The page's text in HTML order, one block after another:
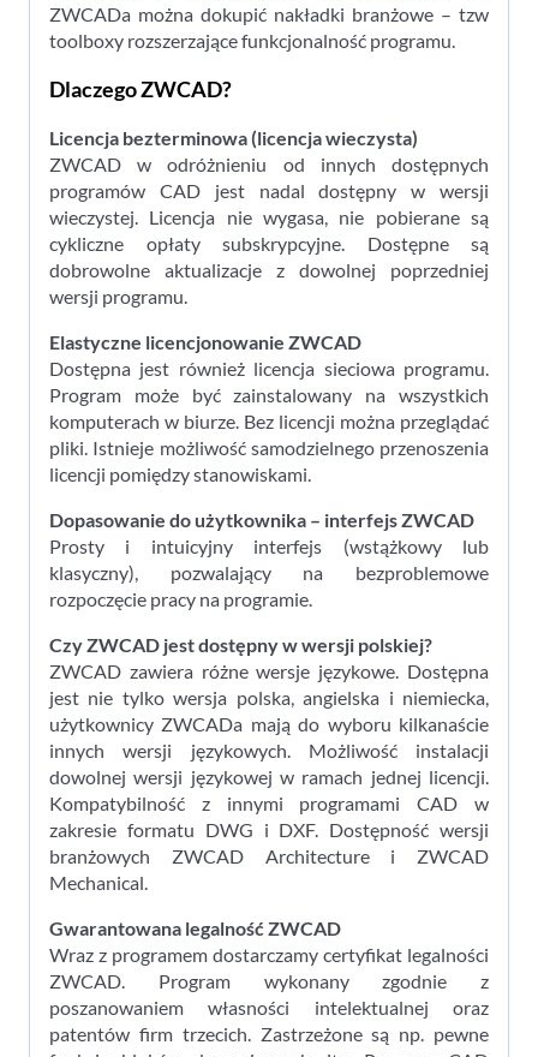
ZWCADa można dokupić nakładki branżowe – tzw
toolboxy rozszerzające funkcjonalność programu.
Dlaczego ZWCAD?
Licencja bezterminowa (licencja wieczysta)
ZWCAD w odróżnieniu od innych dostępnych
programów CAD jest nadal dostępny w wersji
wieczystej. Licencja nie wygasa, nie pobierane są
cykliczne opłaty subskrypcyjne. Dostępne są
dobrowolne aktualizacje z dowolnej poprzedniej
wersji programu.
Elastyczne licencjonowanie ZWCAD
Dostępna jest również licencja sieciowa programu.
Program może być zainstalowany na wszystkich
komputerach w biurze. Bez licencji można przeglądać
pliki. Istnieje możliwość samodzielnego przenoszenia
licencji pomiędzy stanowiskami.
Dopasowanie do użytkownika – interfejs ZWCAD
Prosty i intuicyjny interfejs (wstążkowy lub
klasyczny), pozwalający na bezproblemowe
rozpoczęcie pracy na programie.
Czy ZWCAD jest dostępny w wersji polskiej?
ZWCAD zawiera różne wersje językowe. Dostępna
jest nie tylko wersja polska, angielska i niemiecka,
użytkownicy ZWCADa mają do wyboru kilkanaście
innych wersji językowych. Możliwość instalacji
dowolnej wersji językowej w ramach jednej licencji.
Kompatybilność z innymi programami CAD w
zakresie formatu DWG i DXF. Dostępność wersji
branżowych ZWCAD Architecture i ZWCAD
Mechanical.
Gwarantowana legalność ZWCAD
Wraz z programem dostarczamy certyfikat legalności
ZWCAD. Program wykonany zgodnie z
poszanowaniem własności intelektualnej oraz
patentów firm trzecich. Zastrzeżone są np. pewne